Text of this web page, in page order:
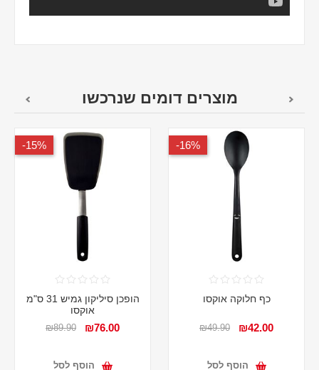
מוצרים דומים שנרכשו
16%-
כף חלוקה אוקסו
₪42.00
₪49.90
הוסף לסל
15%-
הופכן סיליקון גמיש 31 ס"מ
אוקסו
₪76.00
₪89.90
הוסף לסל